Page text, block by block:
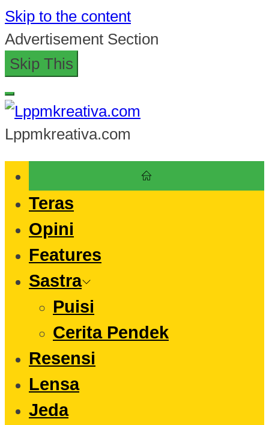
Skip to the content
Advertisement Section
Skip This
Lppmkreativa.com
Teras
Opini
Features
Sastra
Puisi
Cerita Pendek
Resensi
Lensa
Jeda